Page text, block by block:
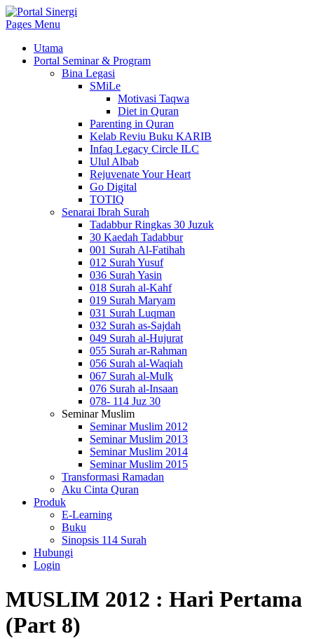
Pages Menu
Utama
Portal Seminar & Program
Bina Legasi
SMiLe
Motivasi Taqwa
Diet in Quran
Parenting in Quran
Kelab Reviu Buku KARIB
Infaq Legacy Circle ILC
Ulul Albab
Rejuvenate Your Heart
Go Digital
TOTIQ
Senarai Ibrah Surah
Tadabbur Ringkas 30 Juzuk
30 Kaedah Tadabbur
001 Surah Al-Fatihah
012 Surah Yusuf
036 Surah Yasin
018 Surah al-Kahf
019 Surah Maryam
031 Surah Luqman
032 Surah as-Sajdah
049 Surah al-Hujurat
055 Surah ar-Rahman
056 Surah al-Waqiah
067 Surah al-Mulk
076 Surah al-Insaan
078- 114 Juz 30
Seminar Muslim
Seminar Muslim 2012
Seminar Muslim 2013
Seminar Muslim 2014
Seminar Muslim 2015
Transformasi Ramadan
Aku Cinta Quran
Produk
E-Learning
Buku
Sinopsis 114 Surah
Hubungi
Login
MUSLIM 2012 : Hari Pertama
(Part 8)